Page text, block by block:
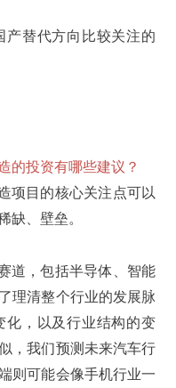
替代方向比较关注的
的投资有哪些建议？
项目的核心关注点可以
、壁垒。
道，包括半导体、智能
理清整个行业的发展脉
，以及行业结构的变
，我们预测未来汽车行
则可能会像手机行业一